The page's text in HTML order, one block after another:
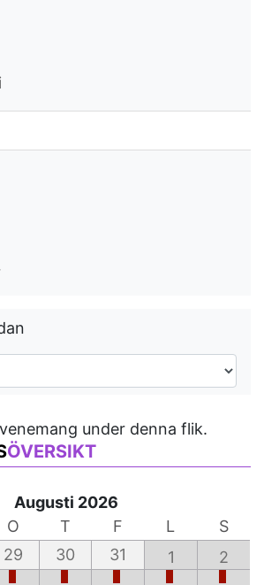
under denna flik.
ÖVERSIKT
Augusti 2026
O T F L
S
29 30 31 1 2